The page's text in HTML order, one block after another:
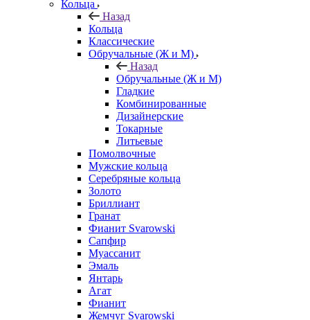
Кольца
Назад
Кольца
Классические
Обручальные (Ж и М)
Назад
Обручальные (Ж и М)
Гладкие
Комбинированные
Дизайнерские
Токарные
Литьевые
Помолвочные
Мужские кольца
Серебряные кольца
Золото
Бриллиант
Гранат
Фианит Svarowski
Сапфир
Муассанит
Эмаль
Янтарь
Агат
Фианит
Жемчуг Svarowski